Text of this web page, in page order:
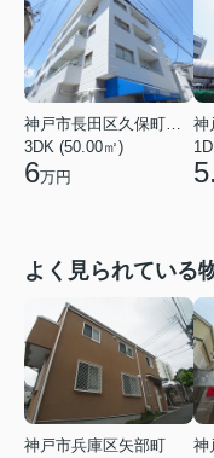
神戸市長田区久保町９丁目
3DK (50.00㎡)
6万円
よく見られている
神戸市兵庫区矢部町